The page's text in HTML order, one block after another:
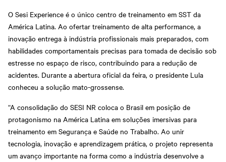
O Sesi Experience é o único centro de treinamento em SST da
América Latina. Ao ofertar treinamento de alta performance, a
inovação entrega à indústria profissionais mais preparados, com
habilidades comportamentais precisas para tomada de decisão sob
estresse no espaço de risco, contribuindo para a redução de
acidentes. Durante a abertura oficial da feira, o presidente Lula
conheceu a solução mato-grossense.
“A consolidação do SESI NR coloca o Brasil em posição de
protagonismo na América Latina em soluções imersivas para
treinamento em Segurança e Saúde no Trabalho. Ao unir
tecnologia, inovação e aprendizagem prática, o projeto representa
um avanço importante na forma como a indústria desenvolve a